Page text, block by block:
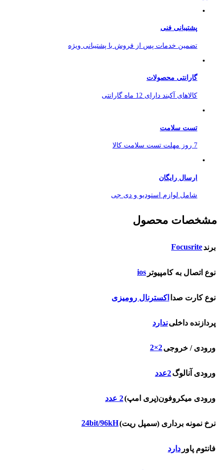
پشتیبانی فنی
تضمین خدمات پس از فروش با پشتیبانی ویژه
گارانتی محصولات
کالاهای آکبند دارای 12 ماه گارانتی
تست سلامت
7 روز مهلت تست سلامت کالا
ارسال رایگان
شامل لوازم استودیو و دی جی
مشخصات محصول
برندFocusrite
نوع اتصال به کامپیوتر ios
نوع کارت صدا اکسترنال رومیزی
پردازنده داخلیندارد
ورودی / خروجی2×2
ورودی آنالوگ2عدد
ورودی میکروفون(پری امپ)2 عدد
نرخ نمونه برداری (سمپل ریت)24bit/96kH
فانتوم پاور دارد